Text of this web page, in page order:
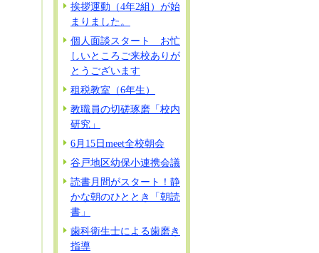
挨拶運動（4年2組）が始
まりました。
個人面談スタート お忙
しいところご来校ありが
とうございます
租税教室（6年生）
教職員の切磋琢磨「校内
研究」
6月15日meet全校朝会
谷戸地区幼保小連携会議
読書月間がスタート！静
かな朝のひととき「朝読
書」
歯科衛生士による歯磨き
指導